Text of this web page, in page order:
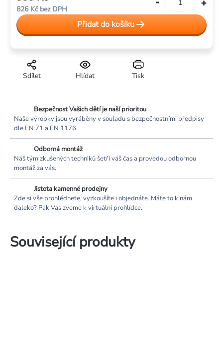
Tisk
Hlídat
Sdílet
826 Kč bez DPH
Měrná
cena:
Přidat do košíku
Bezpečnost Vašich dětí je naší prioritou
Naše výrobky jsou vyráběny v souladu s bezpečnostními předpisy
dle EN 71 a EN 1176.
Odborná montáž
Náš tým zkušených techniků šetří váš čas a provedou odbornou
montáž za vás.
Jistota kamenné prodejny
Zde si vše prohlédnete, vyzkoušíte i objednáte. Máte to k nám
daleko? Pak Vás zveme k virtuální prohlídce.
Související produkty